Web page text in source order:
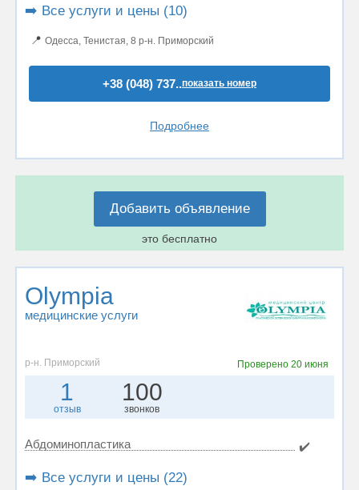
➡️ Все услуги и цены (10)
📍 Одесса, Тенистая, 8 р-н. Приморский
+38 (048) 737..показать номер
Подробнее
Добавить объявление
это бесплатно
Olympia
медицинские услуги
р-н. Приморский Проверено 20 июня
1
отзыв
100
звонков
Абдоминопластика ✔️
➡️ Все услуги и цены (22)